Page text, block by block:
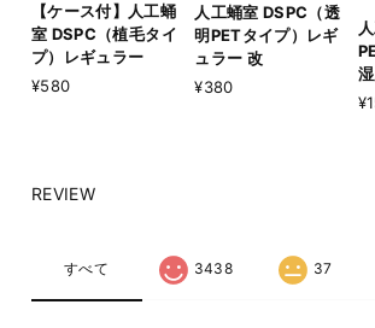
【ケース付】人工蛹
室 DSPC（植毛タイ
プ）レギュラー
¥580
人工蛹室 DSPC（透
明PETタイプ）レギ
ュラー 改
¥380
REVIEW
すべて 3438 37